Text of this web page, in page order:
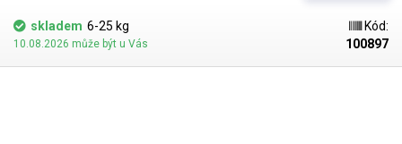
skladem 6-25 kg
10.08.2026 může být u Vás
Kód:
100897